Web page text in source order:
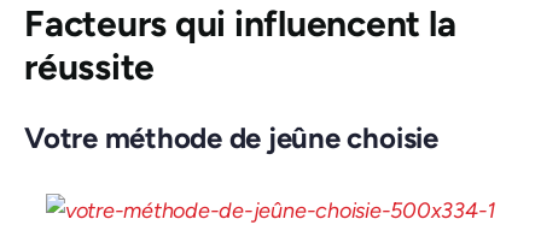
Facteurs qui influencent la
réussite
Votre méthode de jeûne choisie